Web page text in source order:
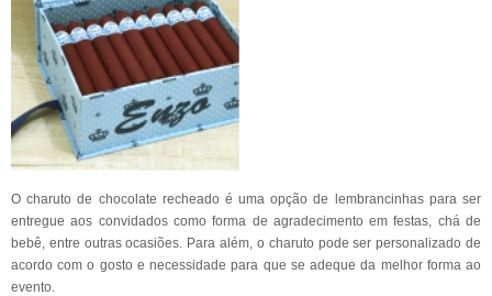
O charuto de chocolate recheado é uma opção de lembrancinhas para ser
entregue aos convidados como forma de agradecimento em festas, chá de
bebê, entre outras ocasiões. Para além, o charuto pode ser personalizado de
acordo com o gosto e necessidade para que se adeque da melhor forma ao
evento.